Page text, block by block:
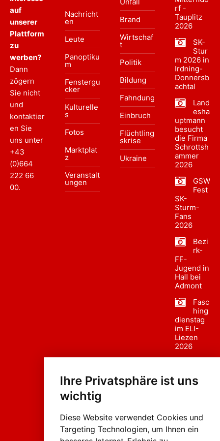
Ihre Privatsphäre ist uns
wichtig
Diese Website verwendet Cookies und
Targeting Technologien, um Ihnen ein
auf
unserer
Plattform
zu
werben?
Dann
zögern
Sie nicht
und
kontaktier
en Sie
uns unter
+43
(0)664
222 66
00.
Nachricht
en
Leute
Panoptiku
m
Fenstergu
cker
Kulturelle
s
Fotos
Marktplat
z
Veranstalt
ungen
Brand
Wirtschaf
t
Politik
Bildung
Fahndung
Einbruch
Flüchtling
skrise
Ukraine
rf -
Tauplitz
2026
SK-
Stur
m 2026 in
Irdning-
Donnersb
achtal
Land
esha
uptmann
besucht
die Firma
Schrottsh
ammer
2026
GSW
Fest
SK-
Sturm-
Fans
2026
Bezi
rk-
FF-
Jugend in
Hall bei
Admont
Fasc
hing
dienstag
im ELI-
Liezen
2026
sumzug
Liezen